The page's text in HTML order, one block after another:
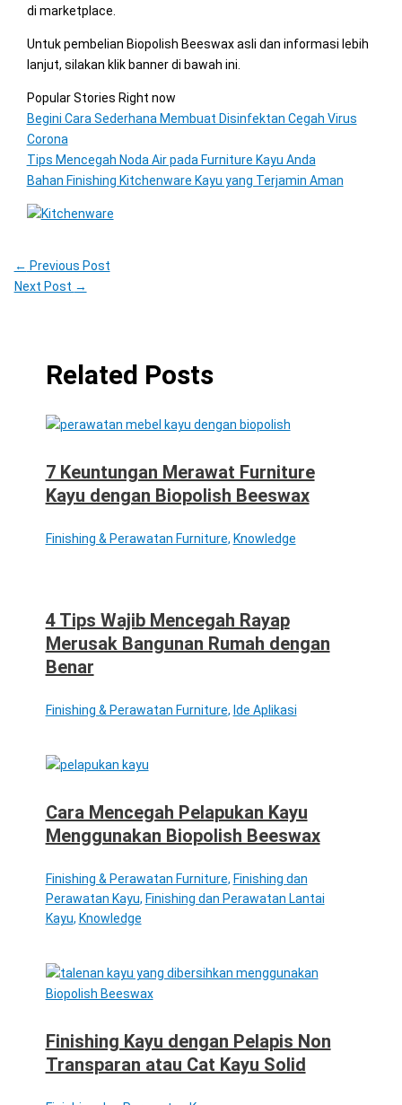
di marketplace.
Untuk pembelian Biopolish Beeswax asli dan informasi lebih
lanjut, silakan klik banner di bawah ini.
Popular Stories Right now
Begini Cara Sederhana Membuat Disinfektan Cegah Virus
Corona
Tips Mencegah Noda Air pada Furniture Kayu Anda
Bahan Finishing Kitchenware Kayu yang Terjamin Aman
← Previous Post
Next Post →
Related Posts
7 Keuntungan Merawat Furniture
Kayu dengan Biopolish Beeswax
Finishing & Perawatan Furniture, Knowledge
4 Tips Wajib Mencegah Rayap
Merusak Bangunan Rumah dengan
Benar
Finishing & Perawatan Furniture, Ide Aplikasi
Cara Mencegah Pelapukan Kayu
Menggunakan Biopolish Beeswax
Finishing & Perawatan Furniture, Finishing dan
Perawatan Kayu, Finishing dan Perawatan Lantai
Kayu, Knowledge
Finishing Kayu dengan Pelapis Non
Transparan atau Cat Kayu Solid